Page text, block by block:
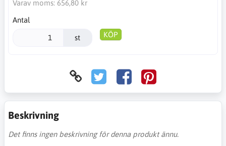
Varav moms: 656,80 kr
Antal
st KÖP
Beskrivning
Det finns ingen beskrivning för denna produkt ännu.